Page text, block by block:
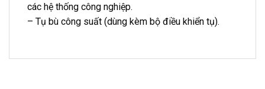
các hệ thống công nghiệp.
– Tụ bù công suất (dùng kèm bộ điều khiển tụ).